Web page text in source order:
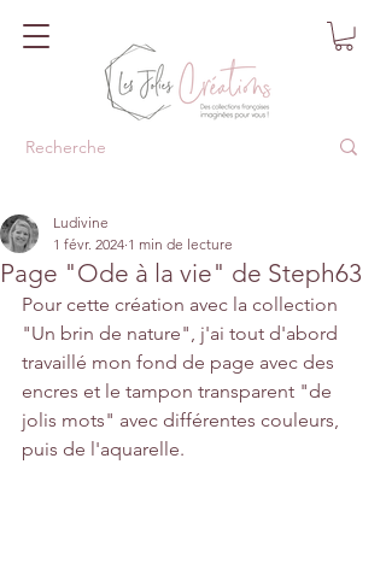
Page "Ode à la vie" de Steph63
Ludivine
1 févr. 2024 1 min de lecture
Pour cette création avec la collection
"Un brin de nature", j'ai tout d'abord
travaillé mon fond de page avec des
encres et le tampon transparent "de
jolis mots" avec différentes couleurs,
puis de l'aquarelle.